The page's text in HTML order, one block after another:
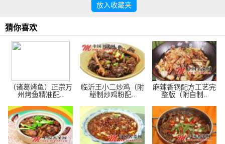
放入收藏夹
猜你喜欢
（诸葛烤鱼）正宗万
州烤鱼精准配..
临沂王小二炒鸡（附
秘制炒鸡粉配..
麻辣香锅配方工艺完
整版（附自制..